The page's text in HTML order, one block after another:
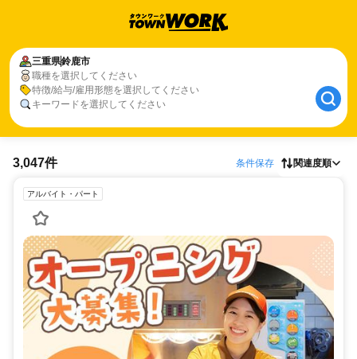
三重県鈴鹿市
職種を選択してください
特徴/給与/雇用形態を選択してください
キーワードを選択してください
3,047件 条件保存 関連度順
アルバイト・パート